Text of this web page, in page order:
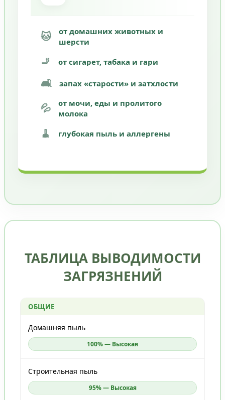
🐱
от домашних животных и
шерсти
🚬 от сигарет, табака и гари
🛋️ запах «старости» и затхлости
💦
от мочи, еды и пролитого
молока
🧹 глубокая пыль и аллергены
ТАБЛИЦА ВЫВОДИМОСТИ
ЗАГРЯЗНЕНИЙ
ОБЩИЕ
Домашняя пыль
100% — Высокая
Строительная пыль
95% — Высокая